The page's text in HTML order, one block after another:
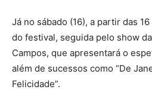
Já no sábado (16), a partir das
do festival, seguida pelo show
Campos, que apresentará o
além de sucessos como “De
Felicidade”.